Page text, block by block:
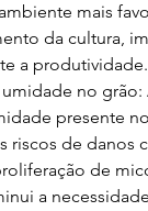
mais
da cultura,
a produtividade.
no grão:
presente
riscos de danos
de
a